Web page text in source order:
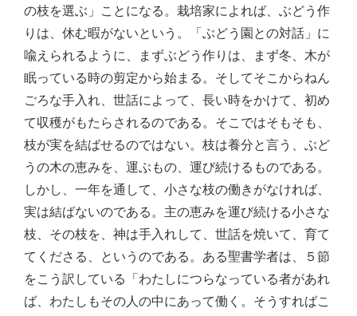
の枝を選ぶ」ことになる。栽培家によれば、ぶどう作
りは、休む暇がないという。「ぶどう園との対話」に
喩えられるように、まずぶどう作りは、まず冬、木が
眠っている時の剪定から始まる。そしてそこからねん
ごろな手入れ、世話によって、長い時をかけて、初め
て収穫がもたらされるのである。そこではそもそも、
枝が実を結ばせるのではない。枝は養分と言う、ぶど
うの木の恵みを、運ぶもの、運び続けるものである。
しかし、一年を通して、小さな枝の働きがなければ、
実は結ばないのである。主の恵みを運び続ける小さな
枝、その枝を、神は手入れして、世話を焼いて、育て
てくださる、というのである。ある聖書学者は、５節
をこう訳している「わたしにつらなっている者があれ
ば、わたしもその人の中にあって働く。そうすればこ